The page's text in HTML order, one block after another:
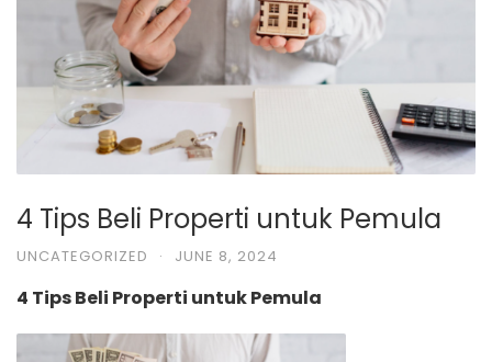
4 Tips Beli Properti untuk Pemula
UNCATEGORIZED · JUNE 8, 2024
4 Tips Beli Properti untuk Pemula